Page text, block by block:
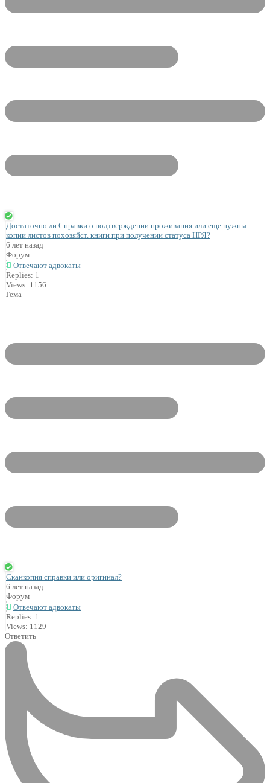
Достаточно ли Справки о подтверждении проживания или еще нужны
копии листов похозяйст. книги при получении статуса НРЯ?
6 лет назад
Форум
Отвечают адвокаты
Replies: 1
Views: 1156
Тема
Сканкопия справки или оригинал?
6 лет назад
Форум
Отвечают адвокаты
Replies: 1
Views: 1129
Ответить